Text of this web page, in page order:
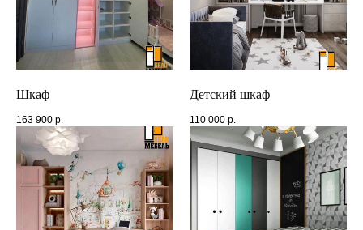
Шкаф
163 900 р.
Детский шкаф
110 000 р.
Рассчитаем стоимость
ЛДСП
МДФ(пленка)
Эмаль(краска)